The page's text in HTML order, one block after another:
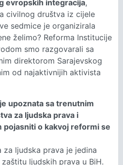
evropskih integracija,
civilnog društva iz cijele
sedmice je organizirala
želimo? Reforma Institucije
smo razgovarali sa
direktorom Sarajevskog
od najaktivnijih aktivista
upoznata sa trenutnim
za ljudska prava i
pojasniti o kakvoj reformi se
za ljudska prava je jedina
ljudskih prava u BiH.